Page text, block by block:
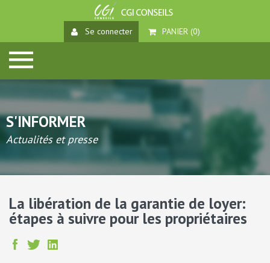
Se connecter PANIER (0)
S'INFORMER
Actualités et presse
La libération de la garantie de loyer:
étapes à suivre pour les propriétaires